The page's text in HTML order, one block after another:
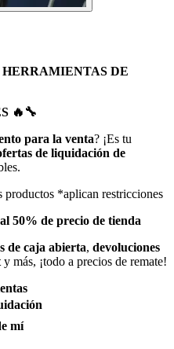
DE
🔥🔧
para la venta? ¡Es tu
de liquidación de
productos *aplican restricciones
50% de precio de tienda
de caja abierta, devoluciones
y más, ¡todo a precios de remate!
mí